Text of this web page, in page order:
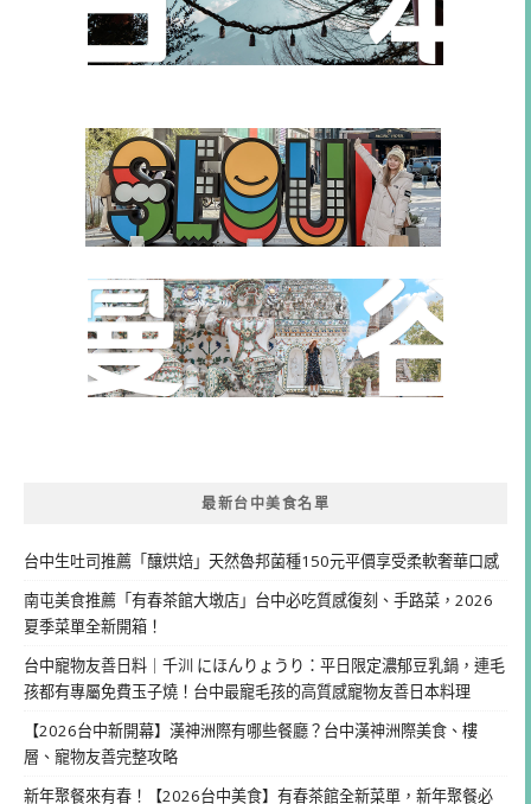
最新台中美食名單
台中生吐司推薦「釀烘焙」天然魯邦菌種150元平價享受柔軟奢華口感
南屯美食推薦「有春茶館大墩店」台中必吃質感復刻、手路菜，2026
夏季菜單全新開箱！
台中寵物友善日料｜千汌 にほんりょうり：平日限定濃郁豆乳鍋，連毛
孩都有專屬免費玉子燒！台中最寵毛孩的高質感寵物友善日本料理
【2026台中新開幕】漢神洲際有哪些餐廳？台中漢神洲際美食、樓
層、寵物友善完整攻略
新年聚餐來有春！【2026台中美食】有春茶館全新菜單，新年聚餐必